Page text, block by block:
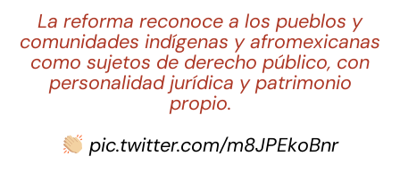
La reforma reconoce a los pueblos y
comunidades indígenas y afromexicanas
como sujetos de derecho público, con
personalidad jurídica y patrimonio
propio.
pic.twitter.com/m8JPEkoBnr